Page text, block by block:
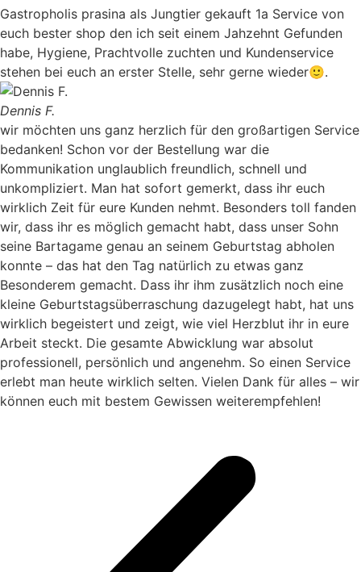
Gastropholis prasina als Jungtier gekauft 1a Service von
euch bester shop den ich seit einem Jahzehnt Gefunden
habe, Hygiene, Prachtvolle zuchten und Kundenservice
stehen bei euch an erster Stelle, sehr gerne wieder🙂.
Dennis F.
wir möchten uns ganz herzlich für den großartigen Service
bedanken! Schon vor der Bestellung war die
Kommunikation unglaublich freundlich, schnell und
unkompliziert. Man hat sofort gemerkt, dass ihr euch
wirklich Zeit für eure Kunden nehmt. Besonders toll fanden
wir, dass ihr es möglich gemacht habt, dass unser Sohn
seine Bartagame genau an seinem Geburtstag abholen
konnte – das hat den Tag natürlich zu etwas ganz
Besonderem gemacht. Dass ihr ihm zusätzlich noch eine
kleine Geburtstagsüberraschung dazugelegt habt, hat uns
wirklich begeistert und zeigt, wie viel Herzblut ihr in eure
Arbeit steckt. Die gesamte Abwicklung war absolut
professionell, persönlich und angenehm. So einen Service
erlebt man heute wirklich selten. Vielen Dank für alles – wir
können euch mit bestem Gewissen weiterempfehlen!